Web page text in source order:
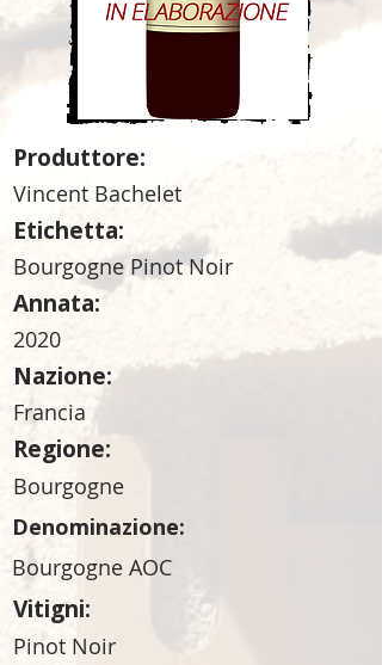
Produttore:
Vincent Bachelet
Etichetta:
Bourgogne Pinot Noir
Annata:
2020
Nazione:
Francia
Regione:
Bourgogne
Denominazione:
Bourgogne AOC
Vitigni:
Pinot Noir